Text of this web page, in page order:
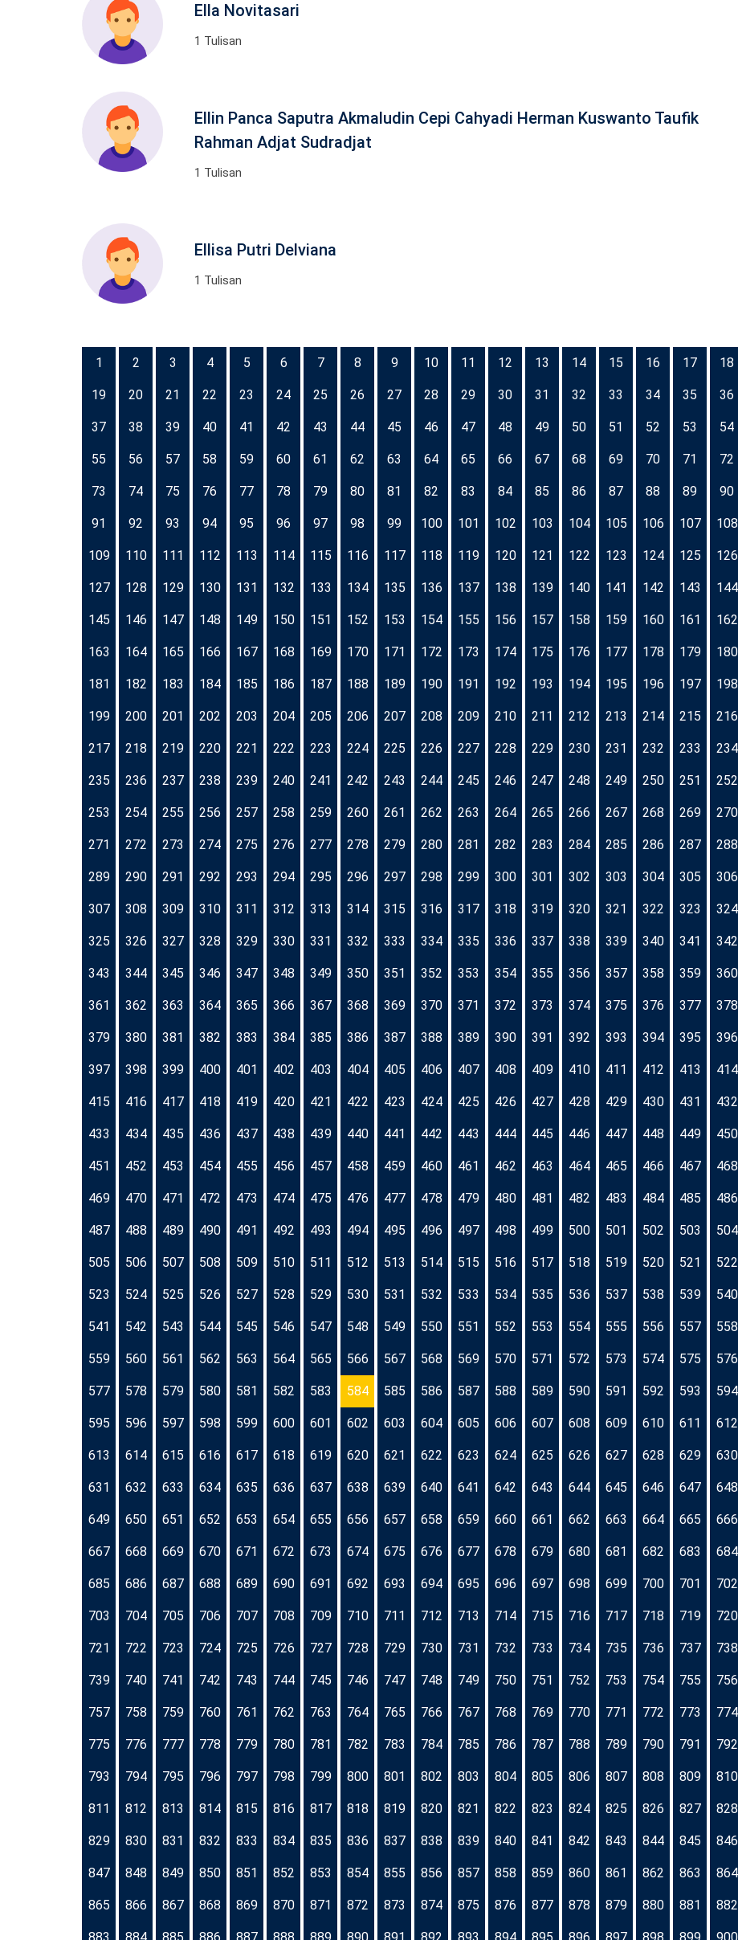
Ella Novitasari
1 Tulisan
Ellin Panca Saputra Akmaludin Cepi Cahyadi Herman Kuswanto Taufik
Rahman Adjat Sudradjat
1 Tulisan
Ellisa Putri Delviana
1 Tulisan
1 2 3 4 5 6 7 8 9 10 11 12 13 14 15 16 17 18
19 20 21 22 23 24 25 26 27 28 29 30 31 32 33 34 35 36
37 38 39 40 41 42 43 44 45 46 47 48 49 50 51 52 53 54
55 56 57 58 59 60 61 62 63 64 65 66 67 68 69 70 71 72
73 74 75 76 77 78 79 80 81 82 83 84 85 86 87 88 89 90
91 92 93 94 95 96 97 98 99 100 101 102 103 104 105 106 107 108
109 110 111 112 113 114 115 116 117 118 119 120 121 122 123 124 125 126
127 128 129 130 131 132 133 134 135 136 137 138 139 140 141 142 143 144
145 146 147 148 149 150 151 152 153 154 155 156 157 158 159 160 161 162
163 164 165 166 167 168 169 170 171 172 173 174 175 176 177 178 179 180
181 182 183 184 185 186 187 188 189 190 191 192 193 194 195 196 197 198
199 200 201 202 203 204 205 206 207 208 209 210 211 212 213 214 215 216
217 218 219 220 221 222 223 224 225 226 227 228 229 230 231 232 233 234
235 236 237 238 239 240 241 242 243 244 245 246 247 248 249 250 251 252
253 254 255 256 257 258 259 260 261 262 263 264 265 266 267 268 269 270
271 272 273 274 275 276 277 278 279 280 281 282 283 284 285 286 287 288
289 290 291 292 293 294 295 296 297 298 299 300 301 302 303 304 305 306
307 308 309 310 311 312 313 314 315 316 317 318 319 320 321 322 323 324
325 326 327 328 329 330 331 332 333 334 335 336 337 338 339 340 341 342
343 344 345 346 347 348 349 350 351 352 353 354 355 356 357 358 359 360
361 362 363 364 365 366 367 368 369 370 371 372 373 374 375 376 377 378
379 380 381 382 383 384 385 386 387 388 389 390 391 392 393 394 395 396
397 398 399 400 401 402 403 404 405 406 407 408 409 410 411 412 413 414
415 416 417 418 419 420 421 422 423 424 425 426 427 428 429 430 431 432
433 434 435 436 437 438 439 440 441 442 443 444 445 446 447 448 449 450
451 452 453 454 455 456 457 458 459 460 461 462 463 464 465 466 467 468
469 470 471 472 473 474 475 476 477 478 479 480 481 482 483 484 485 486
487 488 489 490 491 492 493 494 495 496 497 498 499 500 501 502 503 504
505 506 507 508 509 510 511 512 513 514 515 516 517 518 519 520 521 522
523 524 525 526 527 528 529 530 531 532 533 534 535 536 537 538 539 540
541 542 543 544 545 546 547 548 549 550 551 552 553 554 555 556 557 558
559 560 561 562 563 564 565 566 567 568 569 570 571 572 573 574 575 576
577 578 579 580 581 582 583 584 585 586 587 588 589 590 591 592 593 594
595 596 597 598 599 600 601 602 603 604 605 606 607 608 609 610 611 612
613 614 615 616 617 618 619 620 621 622 623 624 625 626 627 628 629 630
631 632 633 634 635 636 637 638 639 640 641 642 643 644 645 646 647 648
649 650 651 652 653 654 655 656 657 658 659 660 661 662 663 664 665 666
667 668 669 670 671 672 673 674 675 676 677 678 679 680 681 682 683 684
685 686 687 688 689 690 691 692 693 694 695 696 697 698 699 700 701 702
703 704 705 706 707 708 709 710 711 712 713 714 715 716 717 718 719 720
721 722 723 724 725 726 727 728 729 730 731 732 733 734 735 736 737 738
739 740 741 742 743 744 745 746 747 748 749 750 751 752 753 754 755 756
757 758 759 760 761 762 763 764 765 766 767 768 769 770 771 772 773 774
775 776 777 778 779 780 781 782 783 784 785 786 787 788 789 790 791 792
793 794 795 796 797 798 799 800 801 802 803 804 805 806 807 808 809 810
811 812 813 814 815 816 817 818 819 820 821 822 823 824 825 826 827 828
829 830 831 832 833 834 835 836 837 838 839 840 841 842 843 844 845 846
847 848 849 850 851 852 853 854 855 856 857 858 859 860 861 862 863 864
865 866 867 868 869 870 871 872 873 874 875 876 877 878 879 880 881 882